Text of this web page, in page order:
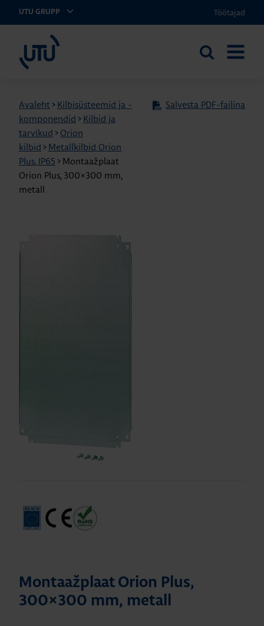
UTU GRUPP Töötajad
Otsi
Avaleht > Kilbisüsteemid ja -
komponendid > Kilbid ja
tarvikud > Orion
kilbid > Metallkilbid Orion
Plus, IP65 > Montaažplaat
Orion Plus, 300×300 mm,
metall
Salvesta PDF-failina
Montaažplaat Orion Plus,
300×300 mm, metall